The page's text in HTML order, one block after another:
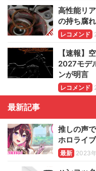
高性能リ
の持ち腐
レコメンド
【速報】
2027モデ
ンが明言
レコメンド
最新記事
推しの声
ホロライ
最新 2023